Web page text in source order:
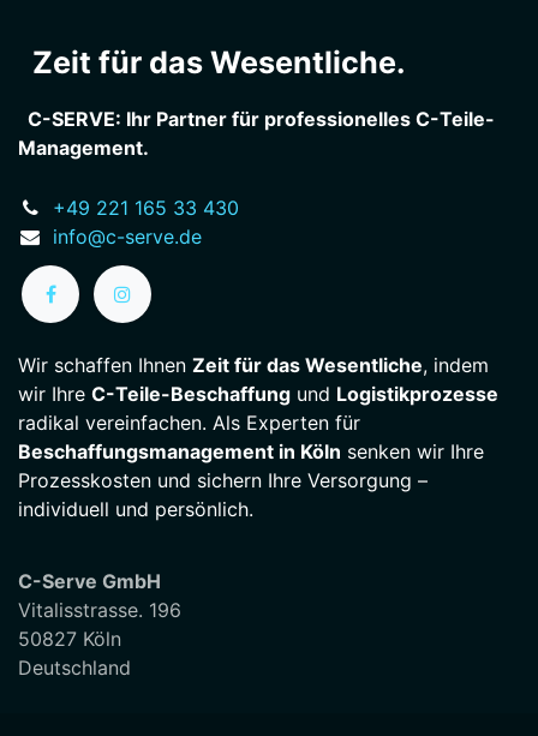
Zeit für das Wesentliche.
C-SERVE: Ihr Partner für professionelles C-Teile-
Management.
+49 221 165 33 430
info@c-serve.de
Wir schaffen Ihnen Zeit für das Wesentliche, indem
wir Ihre C-Teile-Beschaffung und Logistikprozesse
radikal vereinfachen. Als Experten für
Beschaffungsmanagement in Köln senken wir Ihre
Prozesskosten und sichern Ihre Versorgung –
individuell und persönlich.
C-Serve GmbH
Vitalisstrasse. 196
50827 Köln
Deutschland